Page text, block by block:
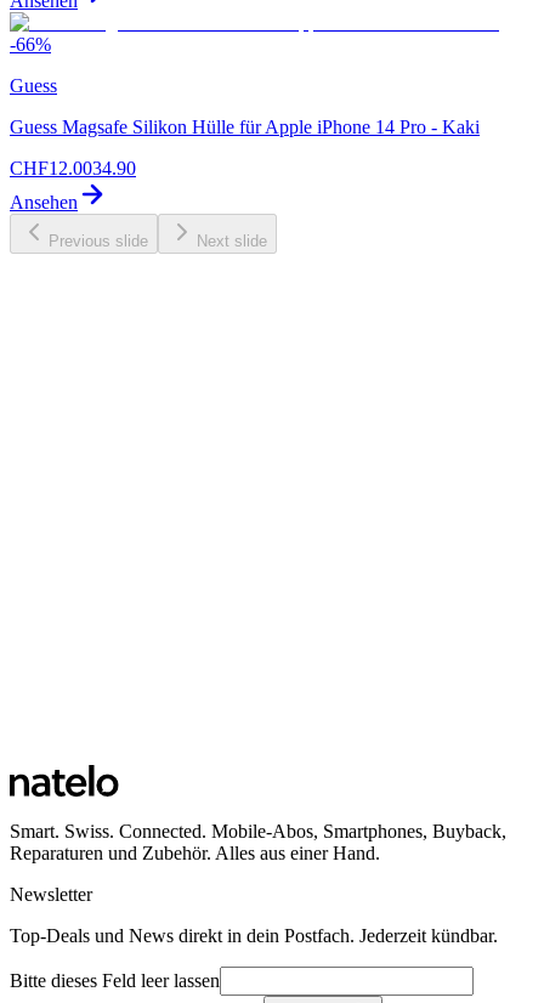
-66%
Guess
Guess Magsafe Silikon Hülle für Apple iPhone 14 Pro - Kaki
CHF12.0034.90
Ansehen
Previous slide Next slide
Smart. Swiss. Connected. Mobile-Abos, Smartphones, Buyback,
Reparaturen und Zubehör. Alles aus einer Hand.
Newsletter
Top-Deals und News direkt in dein Postfach. Jederzeit kündbar.
Bitte dieses Feld leer lassen